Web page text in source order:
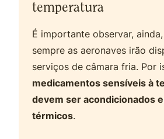
temperatura
É importante observar,
sempre as aeronaves irão
serviços de câmara fria. Por
medicamentos sensíveis à
devem ser acondicionados
térmicos.